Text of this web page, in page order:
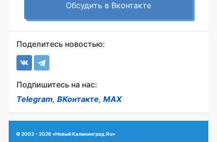
Обсудить в Вконтакте
Поделитесь новостью:
Подпишитесь на нас:
Telegram, ВКонтакте, MAX
© 2003 - 2026 «Новый Калининград.Ru»